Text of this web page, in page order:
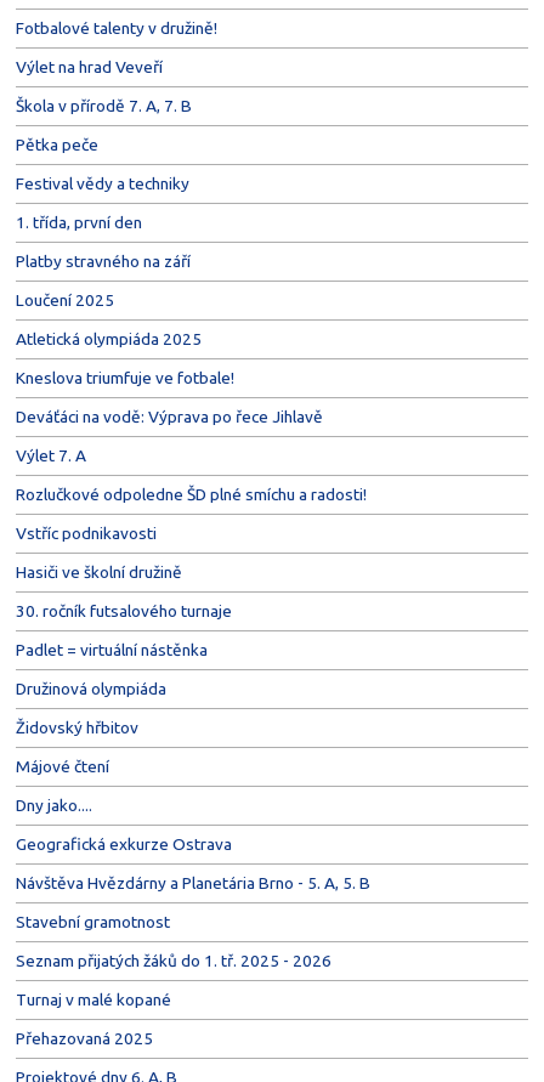
Fotbalové talenty v družině!
Výlet na hrad Veveří
Škola v přírodě 7. A, 7. B
Pětka peče
Festival vědy a techniky
1. třída, první den
Platby stravného na září
Loučení 2025
Atletická olympiáda 2025
Kneslova triumfuje ve fotbale!
Deváťáci na vodě: Výprava po řece Jihlavě
Výlet 7. A
Rozlučkové odpoledne ŠD plné smíchu a radosti!
Vstříc podnikavosti
Hasiči ve školní družině
30. ročník futsalového turnaje
Padlet = virtuální nástěnka
Družinová olympiáda
Židovský hřbitov
Májové čtení
Dny jako....
Geografická exkurze Ostrava
Návštěva Hvězdárny a Planetária Brno - 5. A, 5. B
Stavební gramotnost
Seznam přijatých žáků do 1. tř. 2025 - 2026
Turnaj v malé kopané
Přehazovaná 2025
Projektové dny 6. A, B